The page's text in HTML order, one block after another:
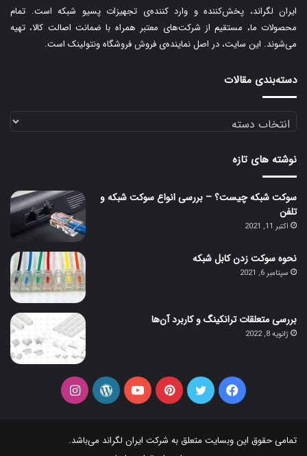
ایران لگراند، پخش‌کننده و وارد کننده‌ی تجهیزات پسیو شبکه است. تمام
محصولات ما، مستقیم از شرکت‌های معتبر همراه با ضمانت اصالت کالا، تهیه
می‌شوند. این سایت، در اصل نماینده‌ی فروش فروشگاه ونتولینک است.
دسته‌بندی مقالات
دسته‌بندی
مقالات
نوشته های تازه
سوکت شبکه چیست؟ – بررسی انواع سوکت شبکه و
تلفن
اکتبر 11, 2021
نحوه سوکت زدن کابل شبکه
سپتامبر 6, 2021
بررسی متعلقات ترانکینگ و کاربرد آن‌ها
ژانویه 8, 2022
فیس توییتر‫پین‌ترستیوتیوبوردپرساینستاگرام
تمامی حقوق این وبسایت متعلق به شرکت ایران لگراند می‌باشد.